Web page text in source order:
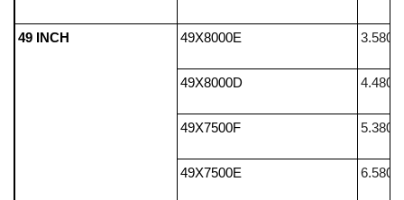
49 INCH 49X8000E
49X8000D
49X7500F
49X7500E